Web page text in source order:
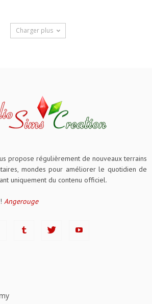
Charger plus
propose régulièrement de nouveaux terrains
mondes pour améliorer le quotidien de
uniquement du contenu officiel.
Angerouge